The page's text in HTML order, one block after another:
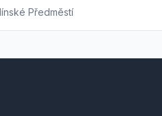
Předměstí